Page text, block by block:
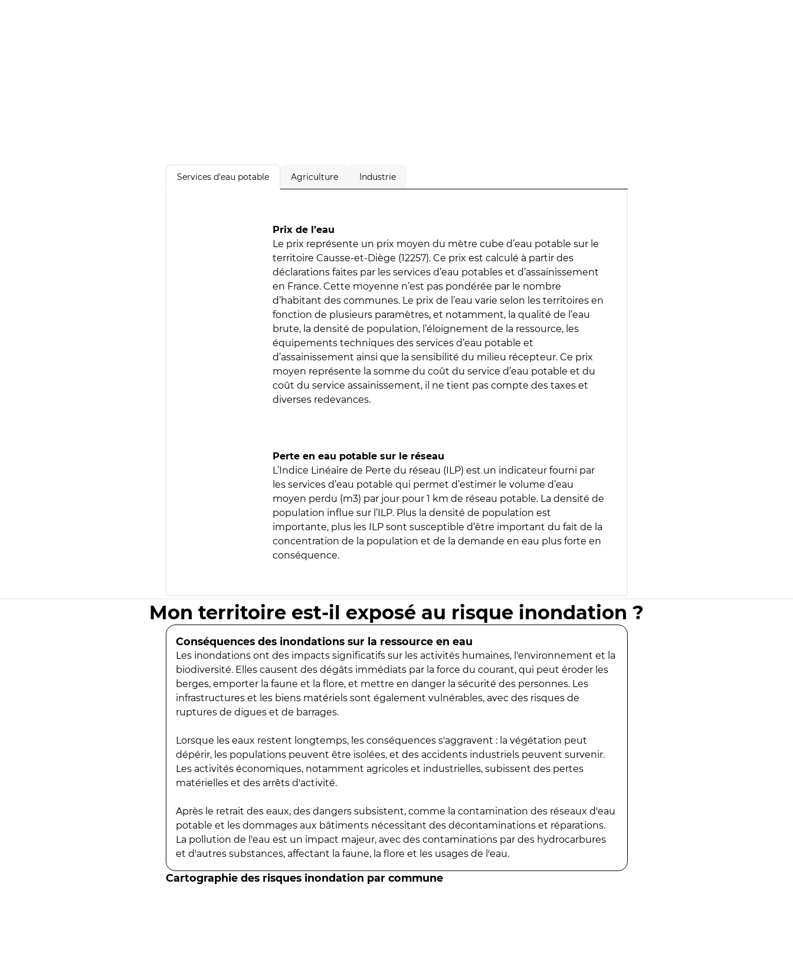
Services d'eau potable Agriculture Industrie
Prix de l’eau
Le prix représente un prix moyen du mètre cube d’eau potable sur le
territoire Causse-et-Diège (12257). Ce prix est calculé à partir des
déclarations faites par les services d’eau potables et d’assainissement
en France. Cette moyenne n’est pas pondérée par le nombre
d’habitant des communes. Le prix de l’eau varie selon les territoires en
fonction de plusieurs paramètres, et notamment, la qualité de l’eau
brute, la densité de population, l’éloignement de la ressource, les
équipements techniques des services d’eau potable et
d’assainissement ainsi que la sensibilité du milieu récepteur. Ce prix
moyen représente la somme du coût du service d’eau potable et du
coût du service assainissement, il ne tient pas compte des taxes et
diverses redevances.
Perte en eau potable sur le réseau
L’Indice Linéaire de Perte du réseau (ILP) est un indicateur fourni par
les services d’eau potable qui permet d’estimer le volume d’eau
moyen perdu (m3) par jour pour 1 km de réseau potable. La densité de
population influe sur l’ILP. Plus la densité de population est
importante, plus les ILP sont susceptible d’être important du fait de la
concentration de la population et de la demande en eau plus forte en
conséquence.
Mon territoire est-il exposé au risque inondation ?
Conséquences des inondations sur la ressource en eau
Les inondations ont des impacts significatifs sur les activités humaines, l'environnement et la
biodiversité. Elles causent des dégâts immédiats par la force du courant, qui peut éroder les
berges, emporter la faune et la flore, et mettre en danger la sécurité des personnes. Les
infrastructures et les biens matériels sont également vulnérables, avec des risques de
ruptures de digues et de barrages.
Lorsque les eaux restent longtemps, les conséquences s'aggravent : la végétation peut
dépérir, les populations peuvent être isolées, et des accidents industriels peuvent survenir.
Les activités économiques, notamment agricoles et industrielles, subissent des pertes
matérielles et des arrêts d'activité.
Après le retrait des eaux, des dangers subsistent, comme la contamination des réseaux d'eau
potable et les dommages aux bâtiments nécessitant des décontaminations et réparations.
La pollution de l'eau est un impact majeur, avec des contaminations par des hydrocarbures
et d'autres substances, affectant la faune, la flore et les usages de l'eau.
Cartographie des risques inondation par commune